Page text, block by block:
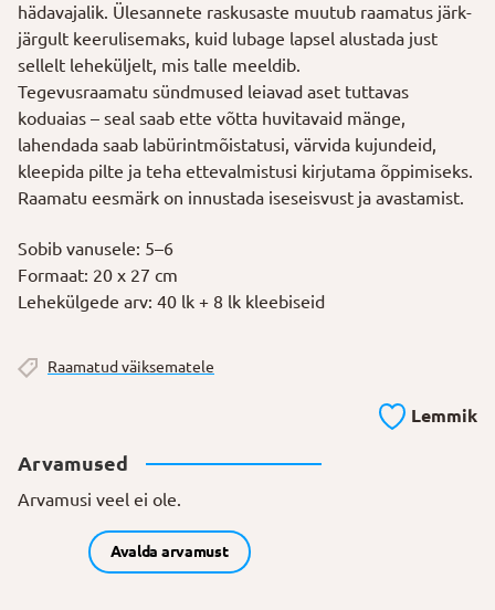
hädavajalik. Ülesannete raskusaste muutub raamatus järk-
järgult keerulisemaks, kuid lubage lapsel alustada just
sellelt leheküljelt, mis talle meeldib.
Tegevusraamatu sündmused leiavad aset tuttavas
koduaias – seal saab ette võtta huvitavaid mänge,
lahendada saab labürintmõistatusi, värvida kujundeid,
kleepida pilte ja teha ettevalmistusi kirjutama õppimiseks.
Raamatu eesmärk on innustada iseseisvust ja avastamist.
Sobib vanusele: 5–6
Formaat: 20 x 27 cm
Lehekülgede arv: 40 lk + 8 lk kleebiseid
Lemmik
Raamatud väiksematele
Arvamused
Arvamusi veel ei ole.
Avalda arvamust